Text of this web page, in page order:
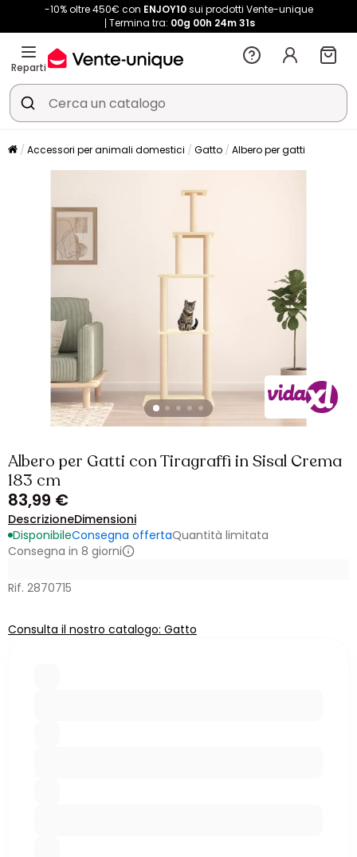
-10% oltre 450€ con ENJOY10sui prodotti Vente-unique
Termina tra: 00g 00h 24m31s
Reparti
Accessori per animali domestici Gatto Albero per gatti
Albero per Gatti con Tiragraffi in Sisal Crema
183 cm
83,99 €
DescrizioneDimensioni
DisponibileConsegna offertaQuantità limitata
Consegna in 8 giorni
Rif. 2870715
Consulta il nostro catalogo: Gatto